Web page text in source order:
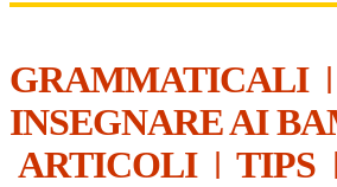
GRAMMATICALI|
INSEGNARE AI
ARTICOLI| TIPS |